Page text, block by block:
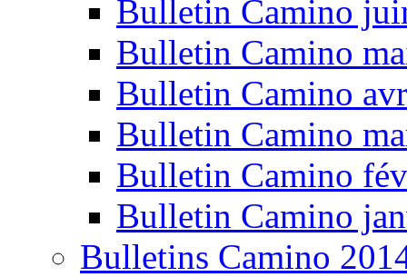
Bulletin Camino
Bulletin Camino
Bulletin Camino
Bulletin Camino
Bulletin Camino
Bulletin Camino
Bulletins Camino